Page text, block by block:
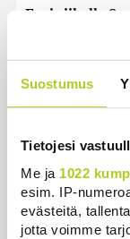
Suostumus
Tietojesi
Me ja 1022
esim. IP-
evästeitä,
jotta voimme
Ensi viikolla
Uutiset 8.8.2026
natseille
Uutiset | 8.8.2026